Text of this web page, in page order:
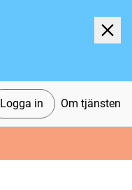
Logga in Om tjänsten